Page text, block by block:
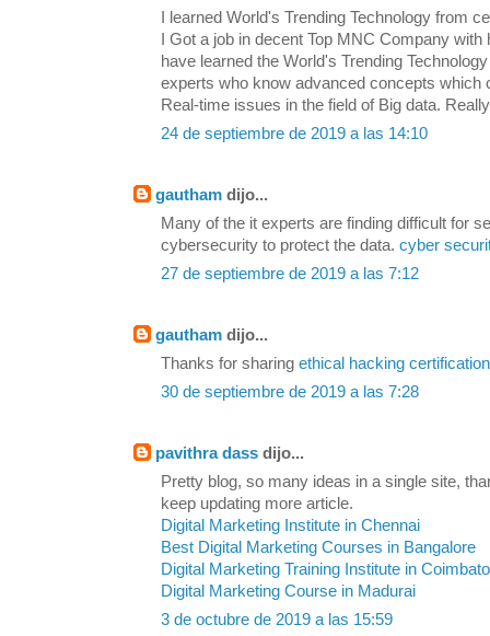
I learned World's Trending Technology from
I Got a job in decent Top MNC Company
have learned the World's Trending
experts who know advanced concepts which
Real-time issues in the field of Big data.
24 de septiembre de 2019 a las 14:10
gautham dijo...
Many of the it experts are finding difficult for
cybersecurity to protect the data. cyber
27 de septiembre de 2019 a las 7:12
gautham dijo...
Thanks for sharing ethical hacking certification
30 de septiembre de 2019 a las 7:28
pavithra dass dijo...
Pretty blog, so many ideas in a single site,
keep updating more article.
Digital Marketing Institute in Chennai
Best Digital Marketing Courses in Bangalore
Digital Marketing Training Institute in
Digital Marketing Course in Madurai
3 de octubre de 2019 a las 15:59